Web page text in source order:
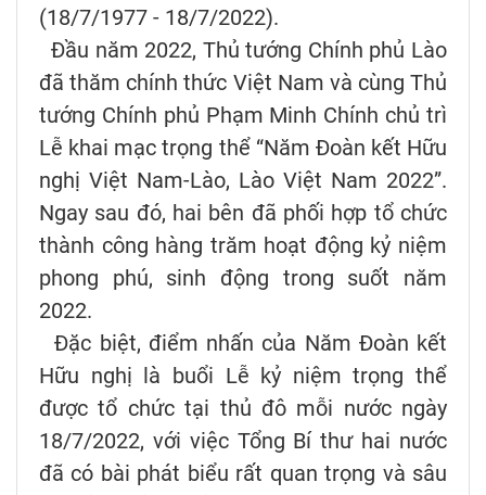
(18/7/1977 - 18/7/2022).
Đầu năm 2022, Thủ tướng Chính phủ Lào
đã thăm chính thức Việt Nam và cùng Thủ
tướng Chính phủ Phạm Minh Chính chủ trì
Lễ khai mạc trọng thể “Năm Đoàn kết Hữu
nghị Việt Nam-Lào, Lào Việt Nam 2022”.
Ngay sau đó, hai bên đã phối hợp tổ chức
thành công hàng trăm hoạt động kỷ niệm
phong phú, sinh động trong suốt năm
2022.
Đặc biệt, điểm nhấn của Năm Đoàn kết
Hữu nghị là buổi Lễ kỷ niệm trọng thể
được tổ chức tại thủ đô mỗi nước ngày
18/7/2022, với việc Tổng Bí thư hai nước
đã có bài phát biểu rất quan trọng và sâu